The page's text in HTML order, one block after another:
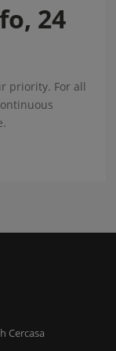
24
priority. For all
Cercasa